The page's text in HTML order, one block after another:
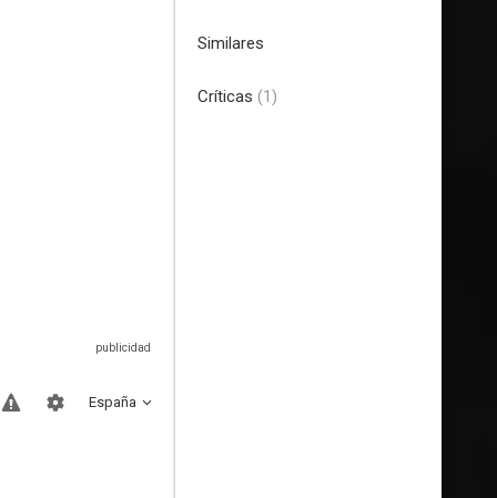
España
Similares
Críticas (1)